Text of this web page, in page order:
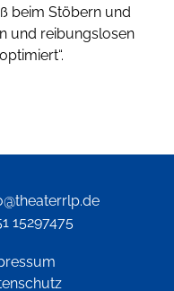
beim Stöbern und
und reibungslosen
15297475